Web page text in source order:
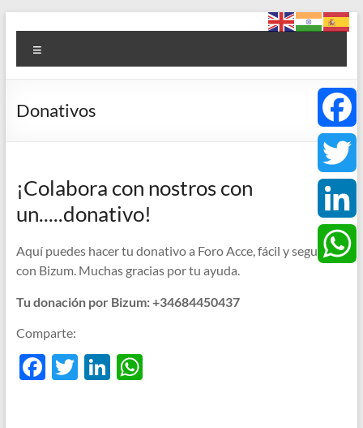
contenido
Foro
ACCE
+
Ciencia
+
Espiritualidad
Donativos
¡Colabora con nostros con
un.....donativo!
Aquí puedes hacer tu donativo a Foro Acce, fácil y seguro
con Bizum. Muchas gracias por tu ayuda.
Tu donación por Bizum: +34684450437
Comparte:
F T Li W
F
a
c
e
T
w
L